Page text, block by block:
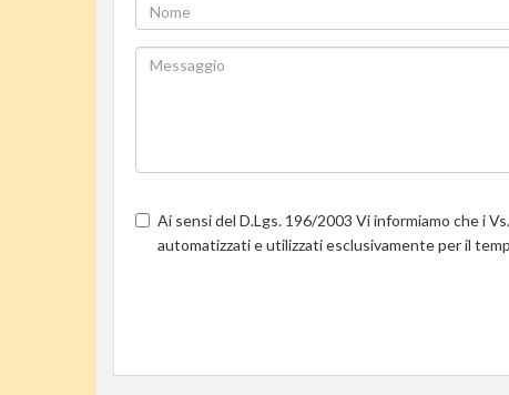
Ai sensi del D.Lgs. 196/2003 Vi informiamo che i
automatizzati e utilizzati esclusivamente per il